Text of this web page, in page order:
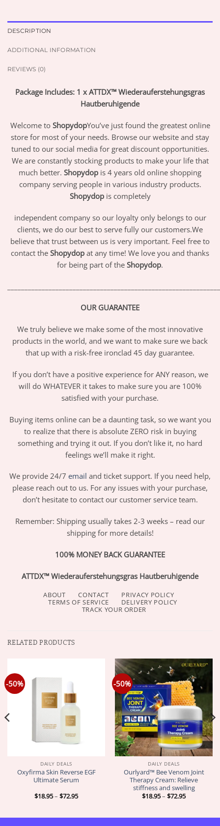
DESCRIPTION
ADDITIONAL INFORMATION
REVIEWS (0)
Package Includes: 1 x ATTDX™ Wiederauferstehungsgras
Hautberuhigende
Welcome to ShopydopYou’ve just found the greatest online
store for most of your needs. Browse our website and stay
tuned to our social media for great discount opportunities.
We are constantly stocking products to make your life that
much better. Shopydop is 4 years old online shopping
company serving people in various industry products.
Shopydopis completely
independent company so our loyalty only belongs to our
clients, we do our best to serve fully our customers.We
believe that trust between us is very important. Feel free to
contact the Shopydop at any time! We love you and thanks
for being part of the Shopydop.
OUR GUARANTEE
We truly believe we make some of the most innovative
products in the world, and we want to make sure we back
that up with a risk-free ironclad 45 day guarantee.
If you don’t have a positive experience for ANY reason, we
will do WHATEVER it takes to make sure you are 100%
satisfied with your purchase.
Buying items online can be a daunting task, so we want you
to realize that there is absolute ZERO risk in buying
something and trying it out. If you don’t like it, no hard
feelings we’ll make it right.
We provide 24/7 email and ticket support. If you need help,
please reach out to us. For any issues with your purchase,
don’t hesitate to contact our customer service team.
Remember: Shipping usually takes 2-3 weeks – read our
shipping for more details!
100% MONEY BACK GUARANTEE
ATTDX™ Wiederauferstehungsgras Hautberuhigende
ABOUT CONTACT
PRIVACY POLICY
TERMS OF SERVICE
DELIVERY POLICY
TRACK YOUR ORDER
RELATED PRODUCTS
-50%
DAILY DEALS
Oxyfirma Skin Reverse EGF
Ultimate Serum
$18.95– $72.95Price
$72.95
-50%
DAILY DEALS
Ourlyard™ Bee Venom Joint
Therapy Cream: Relieve
stiffness and swelling
$18.95– $72.95Price
$72.95